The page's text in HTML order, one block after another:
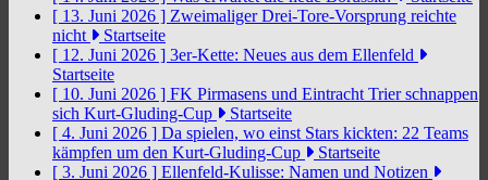
[ 13. Juni 2026 ] Zweimaliger Drei-Tore-Vorsprung reichte
nicht
Startseite
[ 12. Juni 2026 ] 3er-Kette: Neues aus dem Ellenfeld
Startseite
[ 10. Juni 2026 ] FK Pirmasens und Eintracht Trier schnappen
sich Kurt-Gluding-Cup
Startseite
[ 4. Juni 2026 ] Da spielen, wo einst Stars kickten: 22 Teams
kämpfen um den Kurt-Gluding-Cup
Startseite
[ 3. Juni 2026 ] Ellenfeld-Kulisse: Namen und Notizen